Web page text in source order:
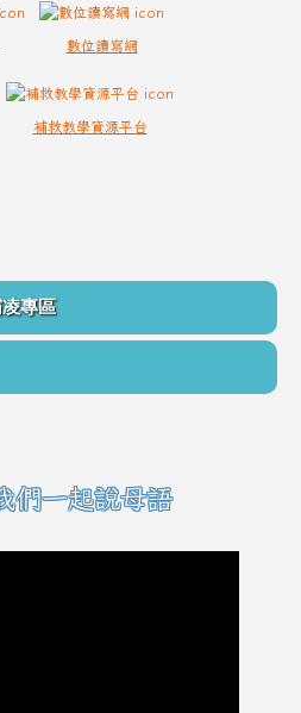
數位讀寫網
補救教學資源平台
專區
們一起說母語